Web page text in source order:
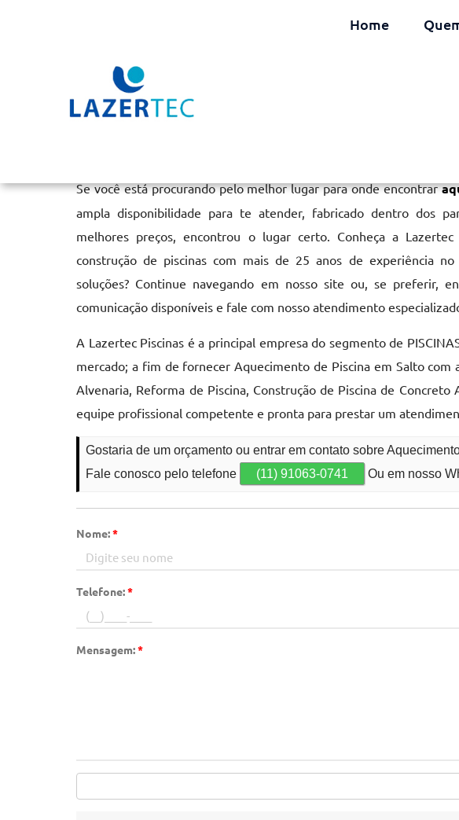
Home
Aquecimento de Piscina em Salto
Se você está procurando pelo melhor lugar para onde encontrar
ampla disponibilidade para te atender, fabricado dentro dos
melhores preços, encontrou o lugar certo. Conheça a Lazertec
construção de piscinas com mais de 25 anos de experiência
soluções? Continue navegando em nosso site ou, se preferir,
comunicação disponíveis e fale com nosso atendimento
A Lazertec Piscinas é a principal empresa do segmento de
mercado; a fim de fornecer Aquecimento de Piscina em Salto
Alvenaria, Reforma de Piscina, Construção de Piscina de
equipe profissional competente e pronta para prestar um
Gostaria de um orçamento ou entrar em contato sobre
Fale conosco pelo telefone
(11) 91063-0741 Ou em nosso
Nome:*
Telefone:*
Mensagem:*